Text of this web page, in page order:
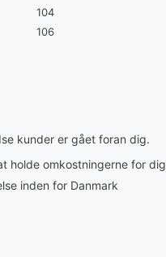
104
106
kunder er gået foran dig.
holde omkostningerne for dig
inden for Danmark